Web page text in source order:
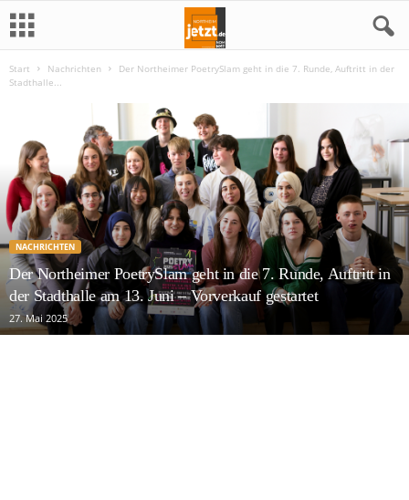
Start Nachrichten
Der Northeimer PoetrySlam geht in die 7. Runde, Auftritt in der
Stadthalle...
NACHRICHTEN
Der Northeimer PoetrySlam geht in die 7. Runde, Auftritt in
der Stadthalle am 13. Juni – Vorverkauf gestartet
27. Mai 2025